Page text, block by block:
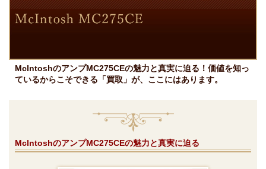
McIntoshのアンプMC275CEの魅力と真実に迫る！価値を知っ
ているからこそできる「買取」が、ここにはあります。
McIntoshのアンプMC275CEの魅力と真実に迫る